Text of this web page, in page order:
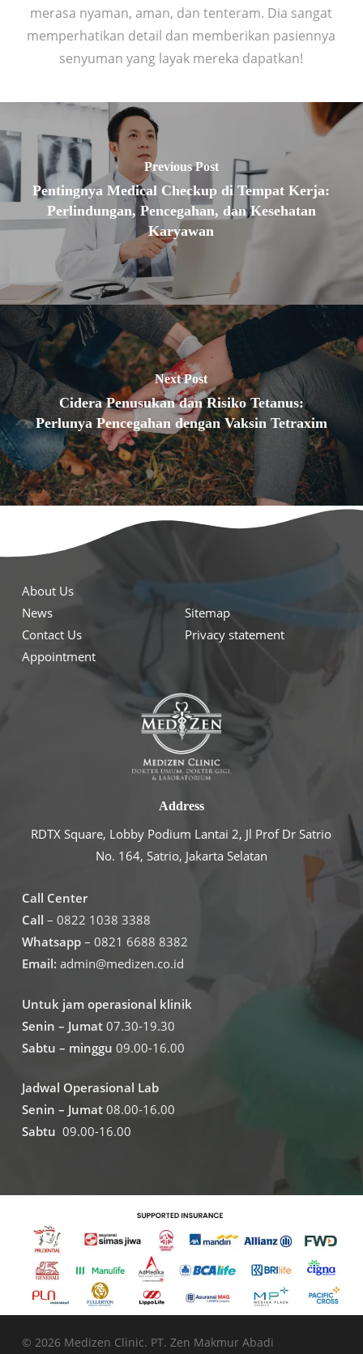
merasa nyaman, aman, dan tenteram. Dia sangat
memperhatikan detail dan memberikan pasiennya
senyuman yang layak mereka dapatkan!
Previous Post
Pentingnya Medical Checkup di Tempat Kerja:
Perlindungan, Pencegahan, dan Kesehatan
Karyawan
Next Post
Cidera Penusukan dan Risiko Tetanus:
Perlunya Pencegahan dengan Vaksin Tetraxim
About Us
News
Contact Us
Appointment
Sitemap
Privacy statement
Address
RDTX Square, Lobby Podium Lantai 2, Jl Prof Dr Satrio
No. 164, Satrio, Jakarta Selatan
Call Center
Call – 0822 1038 3388
Whatsapp – 0821 6688 8382
Email: admin@medizen.co.id
Untuk jam operasional klinik
Senin – Jumat07.30-19.30
Sabtu – minggu 09.00-16.00
Jadwal Operasional Lab
Senin – Jumat 08.00-16.00
Sabtu 09.00-16.00
© 2026 Medizen Clinic. PT. Zen Makmur Abadi